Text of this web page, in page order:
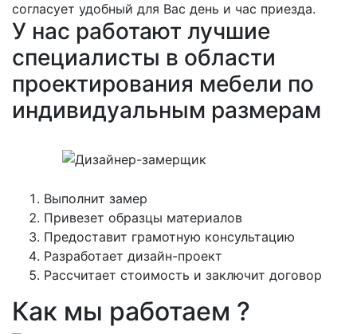
согласует удобный для Вас день и час приезда.
У нас работают лучшие
специалисты в области
проектирования мебели по
индивидуальным размерам
Выполнит замер
Привезет образцы материалов
Предоставит грамотную консультацию
Разработает дизайн-проект
Рассчитает стоимость и заключит договор
Как мы работаем ?